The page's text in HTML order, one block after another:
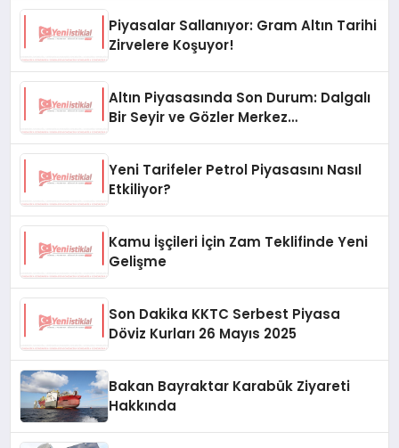
Piyasalar Sallanıyor: Gram Altın Tarihi
Zirvelere Koşuyor!
Altın Piyasasında Son Durum: Dalgalı
Bir Seyir ve Gözler Merkez
Yeni Tarifeler Petrol Piyasasını Nasıl
Etkiliyor?
Kamu İşçileri İçin Zam Teklifinde Yeni
Gelişme
Son Dakika KKTC Serbest Piyasa
Döviz Kurları 26 Mayıs 2025
Bakan Bayraktar Karabük Ziyareti
Hakkında